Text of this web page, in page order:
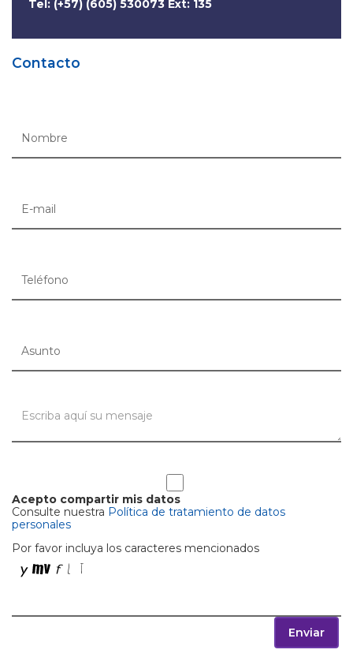
Tel: (+57) (605) 530073 Ext: 135
Contacto
Acepto compartir mis datos
Consulte nuestra Política de tratamiento de datos
personales
Por favor incluya los caracteres mencionados
Enviar